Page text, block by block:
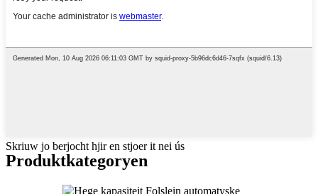
Skriuw jo berjocht hjir en stjoer it nei ús
Produktkategoryen